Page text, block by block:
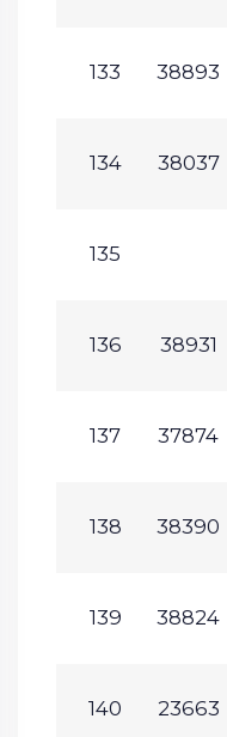
133 38893
134 38037
135
136 38931
137 37874
138 38390
139 38824
140 23663